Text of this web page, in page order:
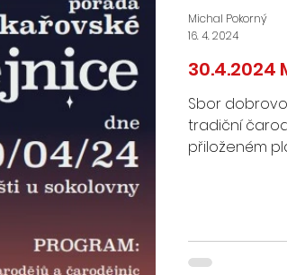
30.4.2024
Sbor
tradiční
přiloženém
Michal Pokorný
16. 4. 2024